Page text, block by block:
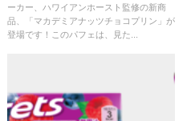
華やかな舞い
ーカー、ハワイアンホースト監修の新商
品、「マカデミアナッツチョコプリン」が
登場です！このパフェは、見た...